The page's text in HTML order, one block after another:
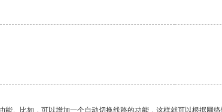
。比如，可以增加一个自动切换线路的功能，这样就可以根据网